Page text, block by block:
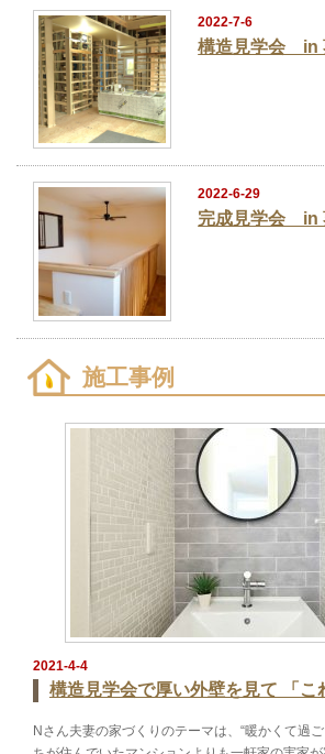
2022-7-6
構造見学会 in
2022-6-29
完成見学会 in
施工事例
2021-4-4
構造見学会で厚い外壁を見て 「こ
Nさん夫妻の家づくりのテーマは、“暖かくて過